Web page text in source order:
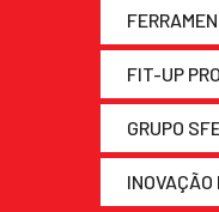
FIT-UP PRO
GRUPO
INOVAÇÃO